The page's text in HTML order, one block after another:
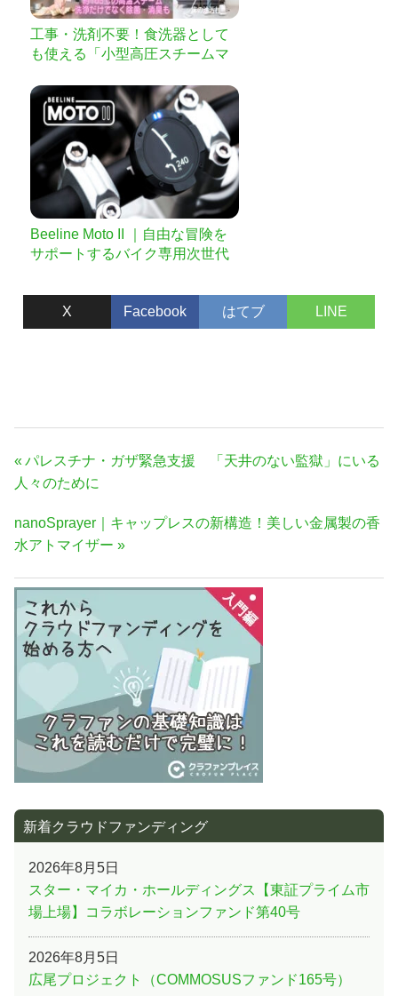
工事・洗剤不要！食洗器として
も使える「小型高圧スチームマ
Beeline Moto II ｜自由な冒険を
サポートするバイク専用次世代
X Facebook はてブ LINE
投
稿
ビ
ゲ
ー
シ
ョ
ン
前
の
事:
パレスチナ・ガザ緊急支援 「天井のない監獄」にいる
人々のために
次
の
事:
nanoSprayer｜キャップレスの新構造！美しい金属製の香
水アトマイザー
新着クラウドファンディング
2026年8月5日
スター・マイカ・ホールディングス【東証プライム市
場上場】コラボレーションファンド第40号
2026年8月5日
広尾プロジェクト（COMMOSUSファンド165号）